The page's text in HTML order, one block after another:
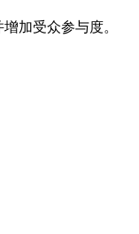
加受众参与度。